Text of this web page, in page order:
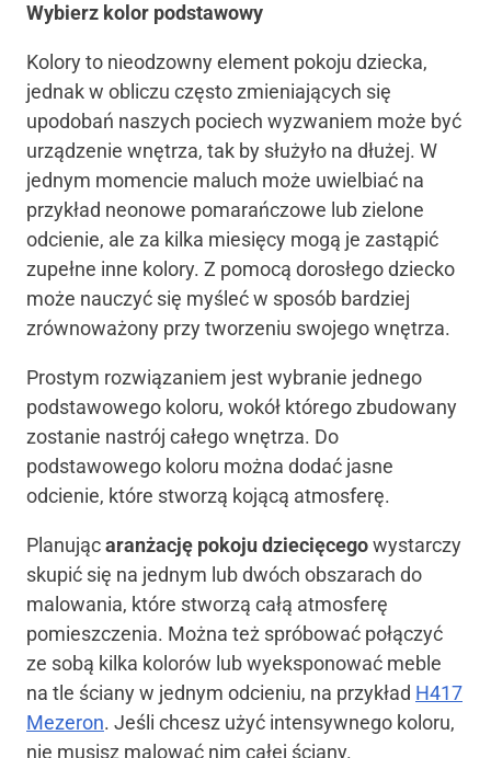
Wybierz kolor podstawowy
Kolory to nieodzowny element pokoju dziecka,
jednak w obliczu często zmieniających się
upodobań naszych pociech wyzwaniem może być
urządzenie wnętrza, tak by służyło na dłużej. W
jednym momencie maluch może uwielbiać na
przykład neonowe pomarańczowe lub zielone
odcienie, ale za kilka miesięcy mogą je zastąpić
zupełne inne kolory. Z pomocą dorosłego dziecko
może nauczyć się myśleć w sposób bardziej
zrównoważony przy tworzeniu swojego wnętrza.
Prostym rozwiązaniem jest wybranie jednego
podstawowego koloru, wokół którego zbudowany
zostanie nastrój całego wnętrza. Do
podstawowego koloru można dodać jasne
odcienie, które stworzą kojącą atmosferę.
Planującaranżację pokoju dziecięcegowystarczy
skupić się na jednym lub dwóch obszarach do
malowania, które stworzą całą atmosferę
pomieszczenia. Można też spróbować połączyć
ze sobą kilka kolorów lub wyeksponować meble
na tle ściany w jednym odcieniu, na przykład H417
Mezeron. Jeśli chcesz użyć intensywnego koloru,
nie musisz malować nim całej ściany.